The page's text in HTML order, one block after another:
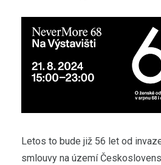
Letos to bude již 56 let od
smlouvy na území